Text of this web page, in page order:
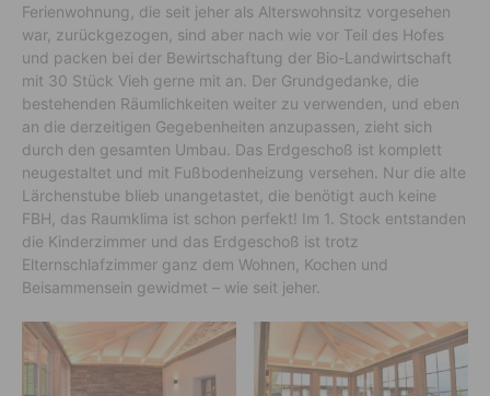
Ferienwohnung, die seit jeher als Alterswohnsitz vorgesehen
war, zurückgezogen, sind aber nach wie vor Teil des Hofes
und packen bei der Bewirtschaftung der Bio-Landwirtschaft
mit 30 Stück Vieh gerne mit an. Der Grundgedanke, die
bestehenden Räumlichkeiten weiter zu verwenden, und eben
an die derzeitigen Gegebenheiten anzupassen, zieht sich
durch den gesamten Umbau. Das Erdgeschoß ist komplett
neugestaltet und mit Fußbodenheizung versehen. Nur die alte
Lärchenstube blieb unangetastet, die benötigt auch keine
FBH, das Raumklima ist schon perfekt! Im 1. Stock entstanden
die Kinderzimmer und das Erdgeschoß ist trotz
Elternschlafzimmer ganz dem Wohnen, Kochen und
Beisammensein gewidmet – wie seit jeher.